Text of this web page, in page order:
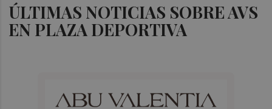
ÚLTIMAS NOTICIAS SOBRE AVS
EN PLAZA DEPORTIVA